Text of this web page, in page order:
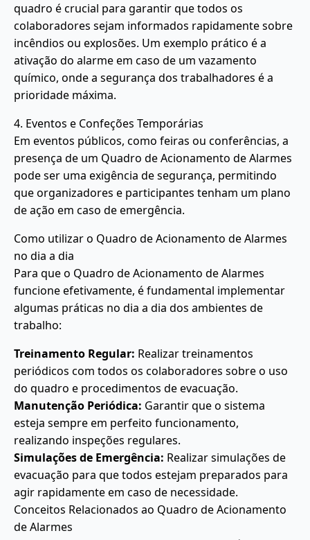
quadro é crucial para garantir que todos os
colaboradores sejam informados rapidamente sobre
incêndios ou explosões. Um exemplo prático é a
ativação do alarme em caso de um vazamento
químico, onde a segurança dos trabalhadores é a
prioridade máxima.
4. Eventos e Confeções Temporárias
Em eventos públicos, como feiras ou conferências, a
presença de um Quadro de Acionamento de Alarmes
pode ser uma exigência de segurança, permitindo
que organizadores e participantes tenham um plano
de ação em caso de emergência.
Como utilizar o Quadro de Acionamento de Alarmes
no dia a dia
Para que o Quadro de Acionamento de Alarmes
funcione efetivamente, é fundamental implementar
algumas práticas no dia a dia dos ambientes de
trabalho:
Treinamento Regular: Realizar treinamentos
periódicos com todos os colaboradores sobre o uso
do quadro e procedimentos de evacuação.
Manutenção Periódica: Garantir que o sistema
esteja sempre em perfeito funcionamento,
realizando inspeções regulares.
Simulações de Emergência: Realizar simulações de
evacuação para que todos estejam preparados para
agir rapidamente em caso de necessidade.
Conceitos Relacionados ao Quadro de Acionamento
de Alarmes